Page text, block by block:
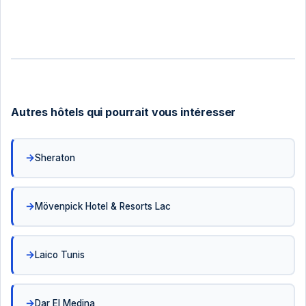
Autres hôtels qui pourrait vous intéresser
Sheraton
Mövenpick Hotel & Resorts Lac
Laico Tunis
Dar El Medina